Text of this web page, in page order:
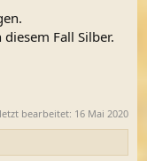
Fall Silber.
bearbeitet: 16 Mai 2020